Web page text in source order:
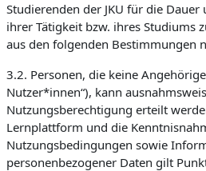
Studierenden der JKU für die Dauer
ihrer Tätigkeit bzw. ihres Studiums
aus den folgenden Bestimmungen
3.2. Personen, die keine
Nutzer*innen“), kann
Nutzungsberechtigung erteilt
Lernplattform und die
Nutzungsbedingungen sowie
personenbezogener Daten gilt